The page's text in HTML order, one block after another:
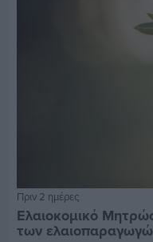
Πριν 2 ημέρες
Ελαιοκομικό
των